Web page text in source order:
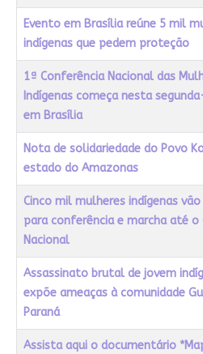
Evento em Brasília reúne 5 mil
indígenas que pedem proteção
1ª Conferência Nacional das
Indígenas começa nesta
em Brasília
Nota de solidariedade do Povo
estado do Amazonas
Cinco mil mulheres indígenas
para conferência e marcha até o
Nacional
Assassinato brutal de jovem
expõe ameaças à comunidade
Paraná
Assista aqui o documentário